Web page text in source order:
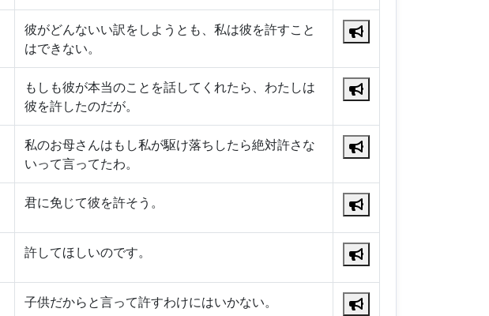
彼がどんないい訳をしようとも、私は彼を許すこと
はできない。
もしも彼が本当のことを話してくれたら、わたしは
彼を許したのだが。
私のお母さんはもし私が駆け落ちしたら絶対許さな
いって言ってたわ。
君に免じて彼を許そう。
許してほしいのです。
子供だからと言って許すわけにはいかない。